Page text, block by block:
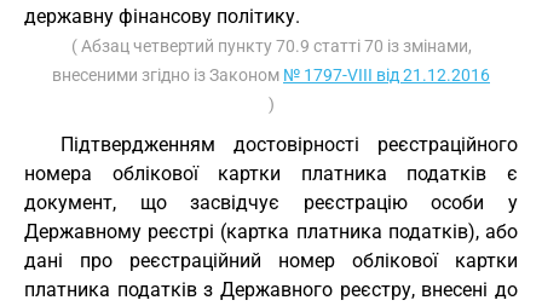
державну фінансову політику.
( Абзац четвертий пункту 70.9 статті 70 із змінами,
внесеними згідно із Законом № 1797-VIII від 21.12.2016
)
Підтвердженням достовірності реєстраційного
номера облікової картки платника податків є
документ, що засвідчує реєстрацію особи у
Державному реєстрі (картка платника податків), або
дані про реєстраційний номер облікової картки
платника податків з Державного реєстру, внесені до